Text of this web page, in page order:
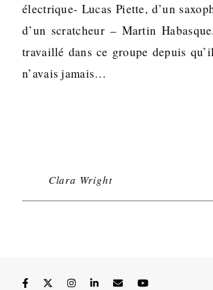
électrique- Lucas Piette, d’un
d’un scratcheur – Martin
travaillé dans ce groupe depuis
n’avais jamais…
Clara Wright